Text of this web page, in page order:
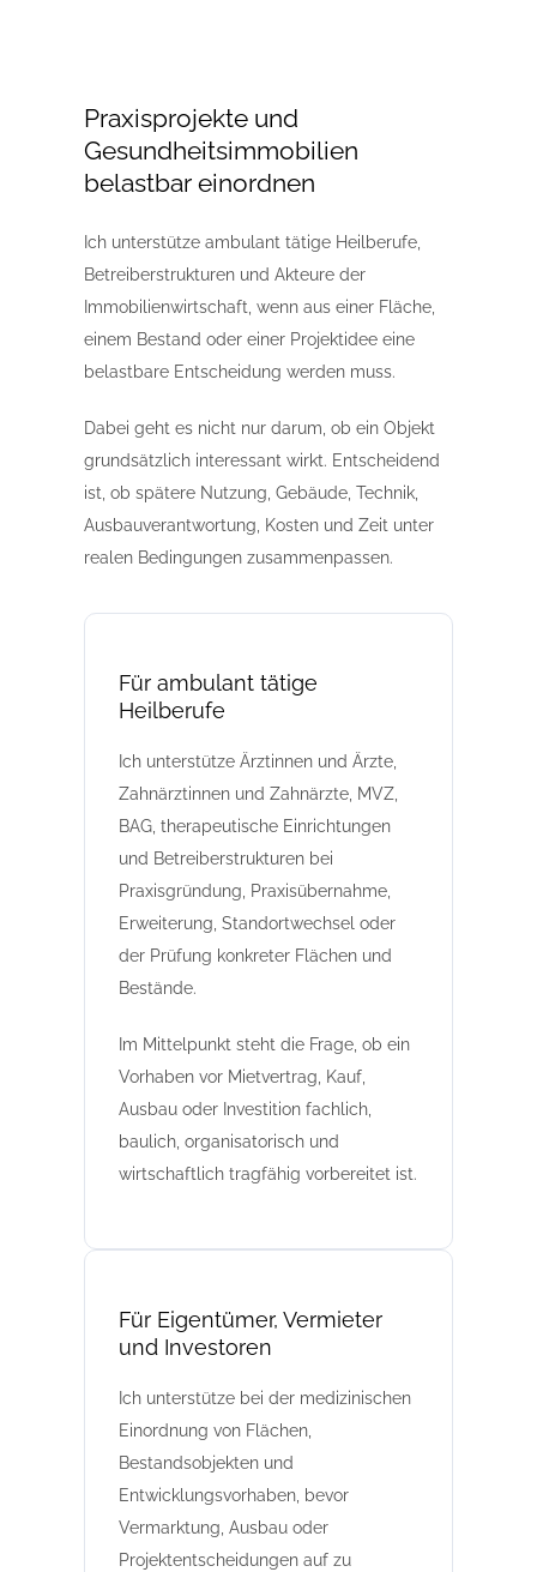
Praxisprojekte und
Gesundheitsimmobilien
belastbar einordnen
Ich unterstütze ambulant tätige Heilberufe,
Betreiberstrukturen und Akteure der
Immobilienwirtschaft, wenn aus einer Fläche,
einem Bestand oder einer Projektidee eine
belastbare Entscheidung werden muss.
Dabei geht es nicht nur darum, ob ein Objekt
grundsätzlich interessant wirkt. Entscheidend
ist, ob spätere Nutzung, Gebäude, Technik,
Ausbauverantwortung, Kosten und Zeit unter
realen Bedingungen zusammenpassen.
Für ambulant tätige
Heilberufe
Ich unterstütze Ärztinnen und Ärzte,
Zahnärztinnen und Zahnärzte, MVZ,
BAG, therapeutische Einrichtungen
und Betreiberstrukturen bei
Praxisgründung, Praxisübernahme,
Erweiterung, Standortwechsel oder
der Prüfung konkreter Flächen und
Bestände.
Im Mittelpunkt steht die Frage, ob ein
Vorhaben vor Mietvertrag, Kauf,
Ausbau oder Investition fachlich,
baulich, organisatorisch und
wirtschaftlich tragfähig vorbereitet ist.
Für Eigentümer, Vermieter
und Investoren
Ich unterstütze bei der medizinischen
Einordnung von Flächen,
Bestandsobjekten und
Entwicklungsvorhaben, bevor
Vermarktung, Ausbau oder
Projektentscheidungen auf zu